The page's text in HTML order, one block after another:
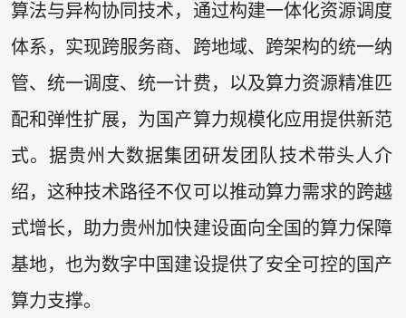
算法与异构协同技术，通过构建一体化资源调度
体系，实现跨服务商、跨地域、跨架构的统一纳
管、统一调度、统一计费，以及算力资源精准匹
配和弹性扩展，为国产算力规模化应用提供新范
式。据贵州大数据集团研发团队技术带头人介
绍，这种技术路径不仅可以推动算力需求的跨越
式增长，助力贵州加快建设面向全国的算力保障
基地，也为数字中国建设提供了安全可控的国产
算力支撑。